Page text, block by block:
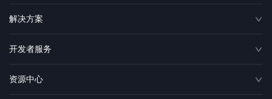
解决方案
开发者服务
资源中心